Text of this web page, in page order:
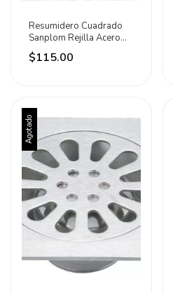
Resumidero Cuadrado
Sanplom Rejilla Acero
Inoxidable 102mm
$115.00
Agotado